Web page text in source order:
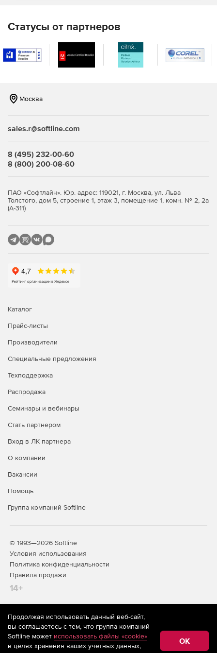
Поддержка сенсорных экранов и наиболее
распространенных жестов, включая
панорамирование, масштабирование, пролистывание
включая смартфоны и планшеты Android, iOS и
Рендер только тех данных, которые видимы для
данных в приложении. Доступ к компоненту
KnockoutJS для использования преимуществ шаблона
Привязка приложений к разнообразным источникам
данных: oData, WCF, WebAPI (включен в Visual Studio
локальным массивам, статичным HTML-таблицам.
телефону, электронной почте или через чат. Доступ к
сообществу из более 950 000 разработчиков из
обучающие видео и документацию.
Статусы от партнеров
Москва
sales.r@softline.com
8 (495) 232-00-60
8 (800) 200-08-60
ПАО «Софтлайн». Юр. адрес: 119021, г. Москва, ул. Льва
Толстого, дом 5, строение 1, этаж 3, помещение 1, комн. № 2, 2а
(А-311)
Каталог
Прайс-листы
Производители
Специальные предложения
Техподдержка
Распродажа
Семинары и вебинары
Стать партнером
Вход в ЛК партнера
О компании
Вакансии
Помощь
Группа компаний Softline
© 1993—2026 Softline
Условия использования
Политика конфиденциальности
Правила продажи
14+
На информационном ресурсе store.softline.ru применяются
рекомендательные технологии(информационные технологии
предоставления информации на основе сбора,
систематизации и анализа сведений, относящихся к
Продолжая использовать данный веб-сайт,
вы соглашаетесь с тем, что группа компаний
Softline может использовать файлы «cookie»
в целях хранения ваших учетных данных,
OK